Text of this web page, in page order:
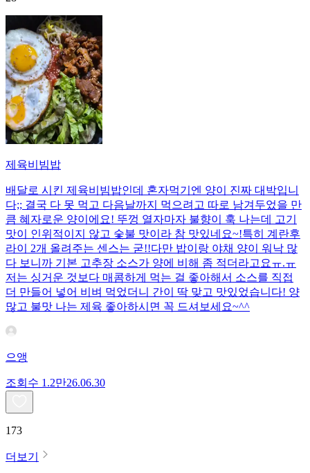
제육비빔밥
배달로 시킨 제육비빔밥인데 혼자먹기엔 양이 진짜 대박입니
다;; 결국 다 못 먹고 다음날까지 먹으려고 따로 남겨두었을 만
큼 혜자로운 양이에요! 뚜껑 열자마자 불향이 훅 나는데 고기
맛이 인위적이지 않고 숯불 맛이라 참 맛있네요~!특히 계란후
라이 2개 올려주는 센스는 굳!! ​다만 밥이랑 야채 양이 워낙 많
다 보니까 기본 고추장 소스가 양에 비해 좀 적더라고요ㅠ.ㅠ
저는 싱거운 것보다 매콤하게 먹는 걸 좋아해서 소스를 직접
더 만들어 넣어 비벼 먹었더니 간이 딱 맞고 맛있었습니다! 양
많고 불맛 나는 제육 좋아하시면 꼭 드셔보세요~^^
으앵
조회수 1.2만26.06.30
173
더보기